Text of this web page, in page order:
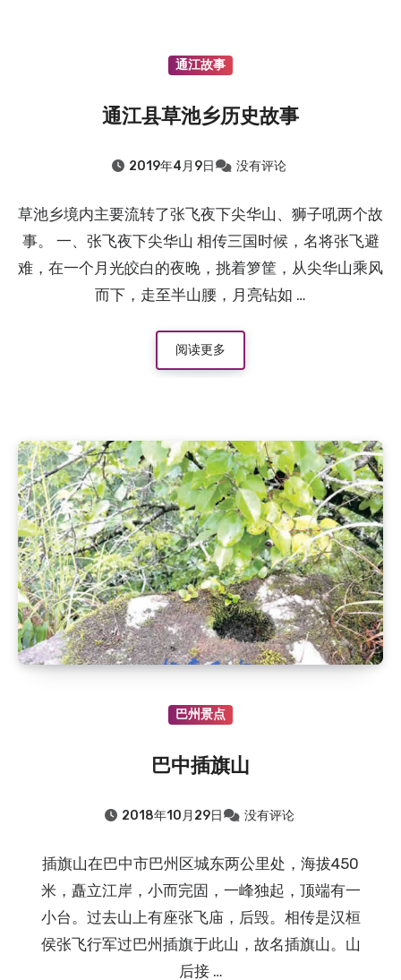
通江故事
通江县草池乡历史故事
2019年4月9日 没有评论
草池乡境内主要流转了张飞夜下尖华山、狮子吼两个故
事。 一、张飞夜下尖华山 相传三国时候，名将张飞避
难，在一个月光皎白的夜晚，挑着箩筐，从尖华山乘风
而下，走至半山腰，月亮钻如 …
阅读更多
巴州景点
巴中插旗山
2018年10月29日 没有评论
插旗山在巴中市巴州区城东两公里处，海拔450
米，矗立江岸，小而完固，一峰独起，顶端有一
小台。过去山上有座张飞庙，后毁。相传是汉桓
侯张飞行军过巴州插旗于此山，故名插旗山。山
后接 …